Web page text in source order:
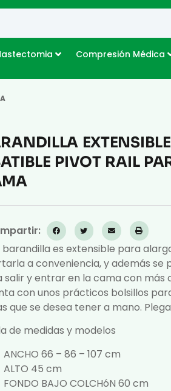
Compresión Médica
PIVOT RAIL
barandilla es extensible para
a conveniencia, y además se
salir y entrar en la cama con más
con unos prácticos bolsillos
que se desea tener a mano.
de medidas y modelos
ANCHO 66 – 86 – 107 cm
ALTO 45 cm
FONDO BAJO COLCHóN 60 cm